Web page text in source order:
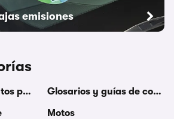
emisiones
para cochesGlosarios y guías de coches
Motos